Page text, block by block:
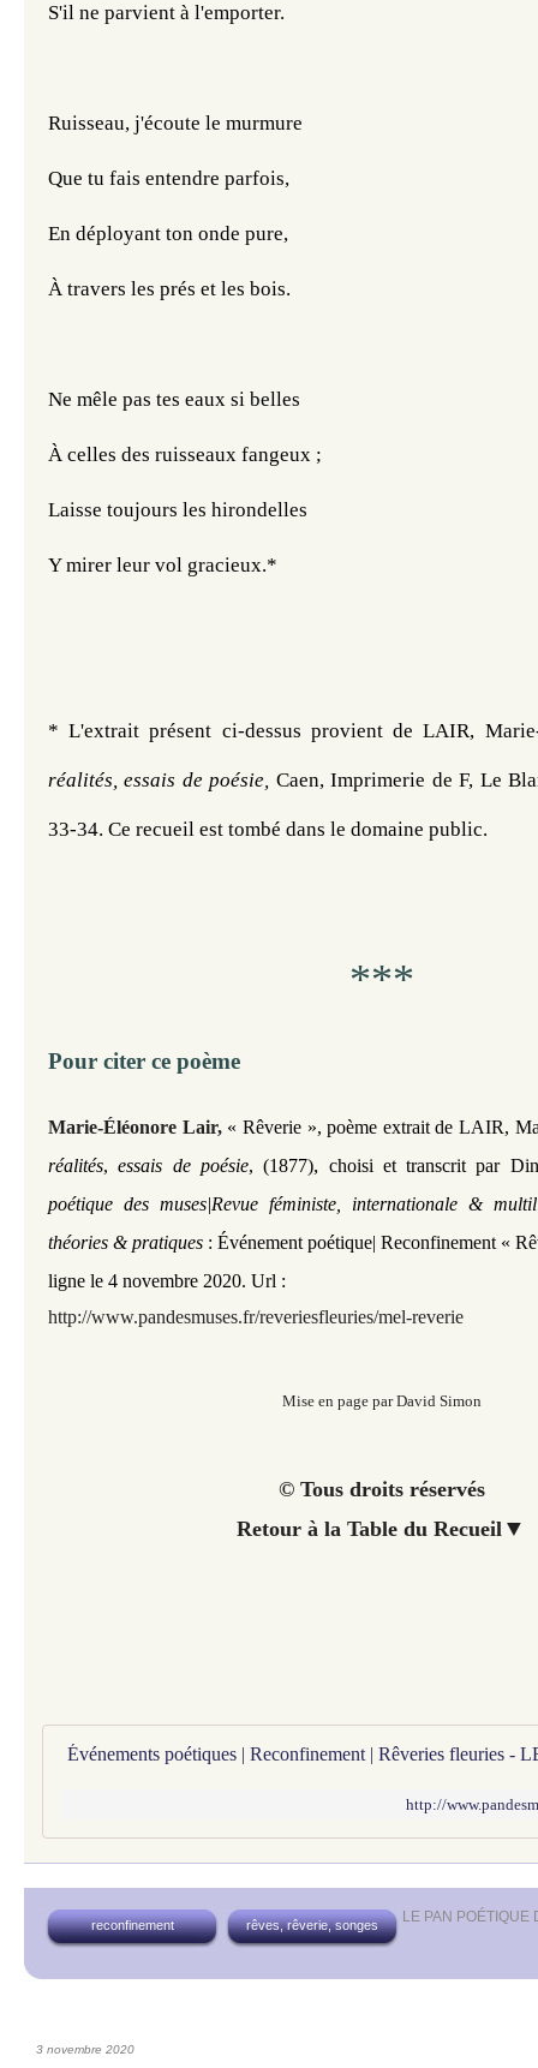
S'il ne parvient à l'emporter.
Ruisseau, j'écoute le murmure
Que tu fais entendre parfois,
En déployant ton onde pure,
À travers les prés et les bois.
Ne mêle pas tes eaux si belles
À celles des ruisseaux fangeux ;
Laisse toujours les hirondelles
Y mirer leur vol gracieux.*
* L'extrait présent ci-dessus provient de LAIR,
réalités, essais de poésie, Caen, Imprimerie de F, Le
33-34. Ce recueil est tombé dans le domaine public.
***
Pour citer ce poème
Marie-Éléonore Lair, « Rêverie »,poème extrait de LAIR,
réalités,essais de poésie, (1877), choisi et transcrit par
poétique des muses|Revue féministe, internationale &
théories & pratiques : Événement poétique| Reconfinement «
ligne le 4 novembre 2020. Url :
http://www.pandesmuses.fr/reveriesfleuries/mel-reverie
Mise en page par David Simon
© Tous droits réservés
Retour à la Table du Recueil ▼
http://
LE PAN POÉTIQUE
reconfinement rêves, rêverie, songes
3 novembre 2020